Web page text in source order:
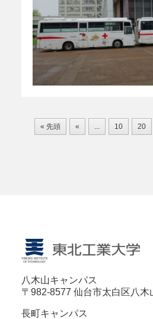
« 先頭 « ... 10 20
八木山キャンパス
〒982-8577 仙台市太白区八木
長町キャンパス